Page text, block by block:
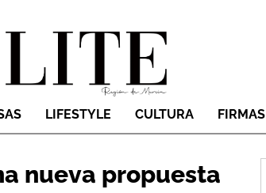
LIFESTYLE CULTURA FIRMAS
nueva propuesta